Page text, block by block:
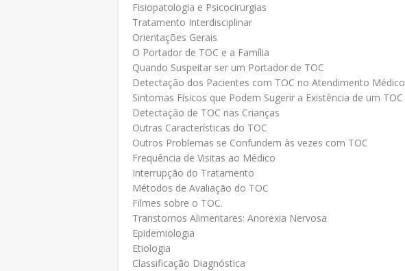
Fisiopatologia e Psicocirurgias
Tratamento Interdisciplinar
Orientações Gerais
O Portador de TOC e a Família
Quando Suspeitar ser um Portador de TOC
Detectação dos Pacientes com TOC no Atendimento Médico
Sintomas Físicos que Podem Sugerir a Existência de um TOC
Detectação de TOC nas Crianças
Outras Características do TOC
Outros Problemas se Confundem às vezes com TOC
Frequência de Visitas ao Médico
Interrupção do Tratamento
Métodos de Avaliação do TOC
Filmes sobre o TOC.
Transtornos Alimentares: Anorexia Nervosa
Epidemiologia
Etiologia
Classificação Diagnóstica